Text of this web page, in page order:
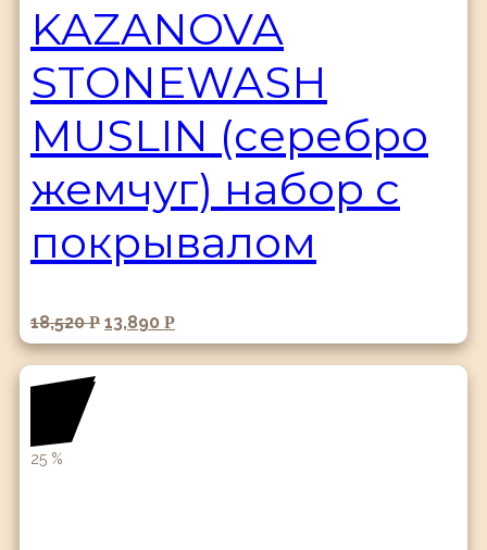
KAZANOVA
STONEWASH
MUSLIN (серебро
жемчуг) набор с
покрывалом
18,520Р 13,890 Р
25 %